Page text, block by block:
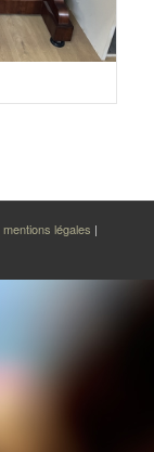
mentions légales |